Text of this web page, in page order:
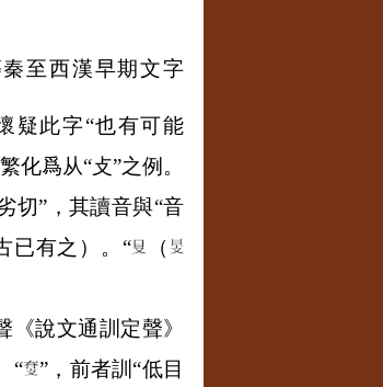
至西漢早期文字
疑此字“也有可能
化爲从“攴”之例。
切”，其讀音與“音
已有之）。“
（
說文通訓定聲》
“
”，前者訓“低目